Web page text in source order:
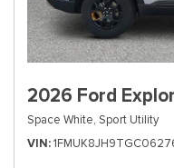
2026 Ford
Space White, Sport Utility
VIN